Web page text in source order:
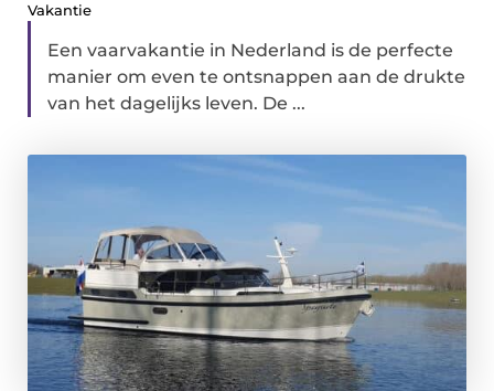
Vakantie
Een vaarvakantie in Nederland is de perfecte
manier om even te ontsnappen aan de drukte
van het dagelijks leven. De ...